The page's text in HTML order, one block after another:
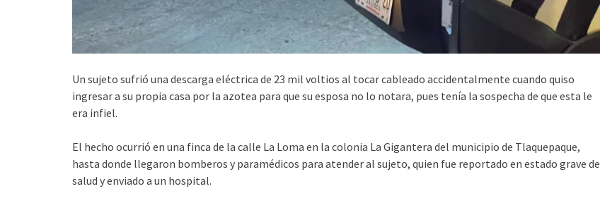
Un sujeto sufrió una descarga eléctrica de 23 mil voltios al tocar cableado accidentalmente cuando quiso
ingresar a su propia casa por la azotea para que su esposa no lo notara, pues tenía la sospecha de que esta le
era infiel.
El hecho ocurrió en una finca de la calle La Loma en la colonia La Gigantera del municipio de Tlaquepaque,
hasta donde llegaron bomberos y paramédicos para atender al sujeto, quien fue reportado en estado grave de
salud y enviado a un hospital.